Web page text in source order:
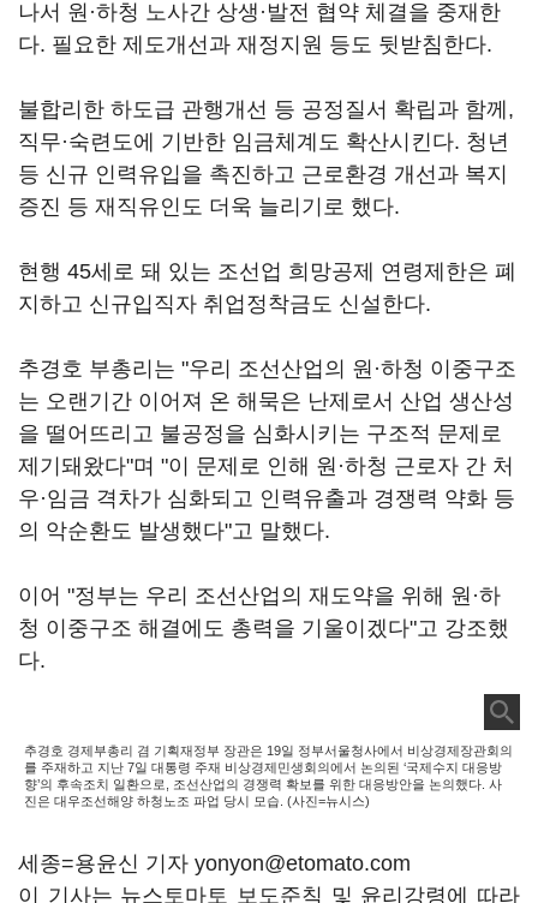
나서 원·하청 노사간 상생·발전 협약 체결을 중재한
다. 필요한 제도개선과 재정지원 등도 뒷받침한다.
불합리한 하도급 관행개선 등 공정질서 확립과 함께,
직무·숙련도에 기반한 임금체계도 확산시킨다. 청년
등 신규 인력유입을 촉진하고 근로환경 개선과 복지
증진 등 재직유인도 더욱 늘리기로 했다.
현행 45세로 돼 있는 조선업 희망공제 연령제한은 폐
지하고 신규입직자 취업정착금도 신설한다.
추경호 부총리는 "우리 조선산업의 원·하청 이중구조
는 오랜기간 이어져 온 해묵은 난제로서 산업 생산성
을 떨어뜨리고 불공정을 심화시키는 구조적 문제로
제기돼왔다"며 "이 문제로 인해 원·하청 근로자 간 처
우·임금 격차가 심화되고 인력유출과 경쟁력 약화 등
의 악순환도 발생했다"고 말했다.
이어 "정부는 우리 조선산업의 재도약을 위해 원·하
청 이중구조 해결에도 총력을 기울이겠다"고 강조했
다.
추경호 경제부총리 겸 기획재정부 장관은 19일 정부서울청사에서 비상경제장관회의
를 주재하고 지난 7일 대통령 주재 비상경제민생회의에서 논의된 ‘국제수지 대응방
향’의 후속조치 일환으로, 조선산업의 경쟁력 확보를 위한 대응방안을 논의했다. 사
진은 대우조선해양 하청노조 파업 당시 모습. (사진=뉴시스)
세종=용윤신 기자 yonyon@etomato.com
이 기사는 뉴스토마토 보도준칙 및 윤리강령에 따라